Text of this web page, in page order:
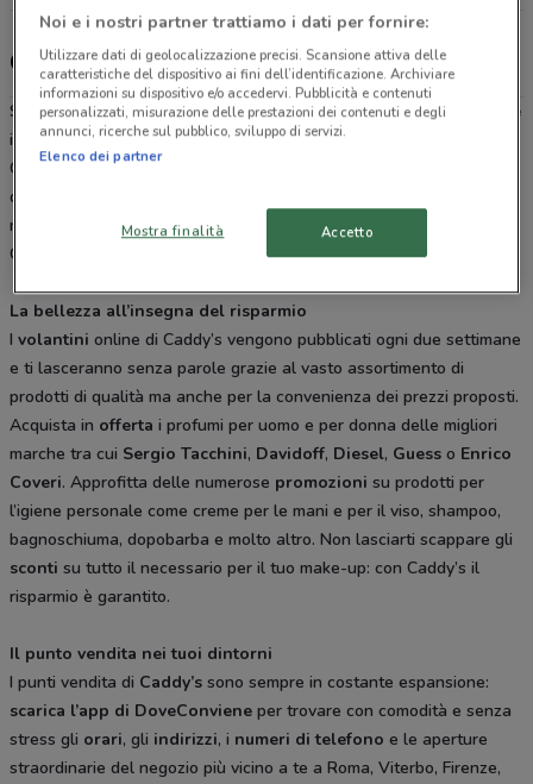
Caddy's, offerte e negozi
Se stai cercando un’idea per un regalo o dove conviene comprare
il tuo nuovo profumo Caddy’s è la risposta alla tua domanda.
Catena di negozi specializzata nella vendita di prodotti per l’igiene
della persona e la cura della casa, da Caddy’s troverai sempre i
migliori prodotti aimigliori prezzi . Sfoglia ilvolantino
Caddy’s direttamente dal sito di
DoveConviene.
La bellezza all’insegna del risparmio
I volantini online di Caddy’s vengono pubblicati ogni due settimane
e ti lasceranno senza parole grazie al vasto assortimento di
prodotti di qualità ma anche per la convenienza dei prezzi proposti.
Acquista in offerta i profumi per uomo e per donna delle migliori
marche tra cui Sergio Tacchini, Davidoff, Diesel, Guess o Enrico
Coveri. Approfitta delle numerose promozioni su prodotti per
l’igiene personale come creme per le mani e per il viso, shampoo,
bagnoschiuma, dopobarba e molto altro. Non lasciarti scappare gli
sconti su tutto il necessario per il tuo make-up: con Caddy’s il
risparmio è garantito.
Il punto vendita nei tuoi dintorni
I punti vendita di Caddy’s sono sempre in costante espansione:
scarica l’app di DoveConviene per trovare con comodità e senza
stress gli orari, gli indirizzi, i numeri di telefono e le aperture
straordinarie del negozio più vicino a te a Roma, Viterbo, Firenze,
Noi e i nostri partner trattiamo i dati per fornire:
Utilizzare dati di geolocalizzazione precisi. Scansione attiva delle
caratteristiche del dispositivo ai fini dell’identificazione. Archiviare
informazioni su dispositivo e/o accedervi. Pubblicità e contenuti
personalizzati, misurazione delle prestazioni dei contenuti e degli
annunci, ricerche sul pubblico, sviluppo di servizi.
Elenco dei partner
Mostra finalità Accetto